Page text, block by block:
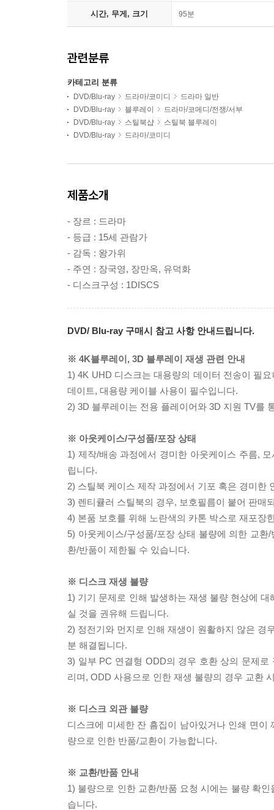
시간, 무게, 크기 95분
관련분류
카테고리 분류
DVD/Blu-ray 드라마/코미디
드라마 일반
DVD/Blu-ray
블루레이
드라마/코메디/전쟁/서부
DVD/Blu-ray
스틸북샵
스틸북 블루레이
DVD/Blu-ray
드라마/코미디
제품소개
- 장르 : 드라마
- 등급 : 15세 관람가
- 감독 : 왕가위
- 주연 : 장국영, 장만옥, 유덕화
- 디스크구성 : 1DISCS
DVD/ Blu-ray 구매시 참고 사항 안내드립니다.
※ 4K블루레이, 3D 블루레이 재생 관련 안내
1) 4K UHD 디스크는 대용량의 데이터 전송이 필
데이트, 대용량 케이블 사용이 필수입니다.
2) 3D 블루레이는 전용 플레이어와 3D 지원 TV를
※ 아웃케이스/구성품/포장 상태
1) 제작/배송 과정에서 경미한 아웃케이스 주름,
립니다.
2) 스틸북 케이스 제작 과정에서 기포 혹은 경미한
3) 렌티큘러 스틸북의 경우, 보호필름이 붙어 판매
4) 본품 보호를 위해 노란색의 카톤 박스로 재포장
5) 아웃케이스/구성품/포장 상태 불량에 의한 교
환/반품이 제한될 수 있습니다.
※ 디스크 재생 불량
1) 기기 문제로 인해 발생하는 재생 불량 현상에
실 것을 권유해 드립니다.
2) 정전기와 먼지로 인해 재생이 원활하지 않은 경
분 해결됩니다.
3) 일부 PC 연결형 ODD의 경우 호환 상의 문제
리며, ODD 사용으로 인한 재생 불량의 경우 교환
※ 디스크 외관 불량
디스크에 미세한 잔 흠집이 남아있거나 인쇄 면
량으로 인한 반품/교환이 가능합니다.
※ 교환/반품 안내
1) 불량으로 인한 교환/반품 요청 시에는 불량 확
습니다.